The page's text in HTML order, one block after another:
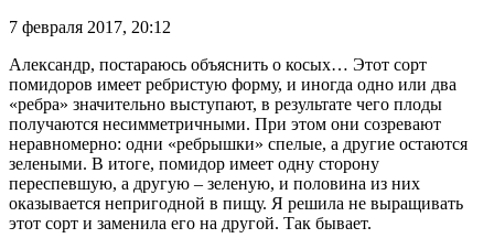
7 февраля 2017, 20:12
Александр, постараюсь объяснить о косых… Этот сорт
помидоров имеет ребристую форму, и иногда одно или два
«ребра» значительно выступают, в результате чего плоды
получаются несимметричными. При этом они созревают
неравномерно: одни «ребрышки» спелые, а другие остаются
зелеными. В итоге, помидор имеет одну сторону
переспевшую, а другую – зеленую, и половина из них
оказывается непригодной в пищу. Я решила не выращивать
этот сорт и заменила его на другой. Так бывает.